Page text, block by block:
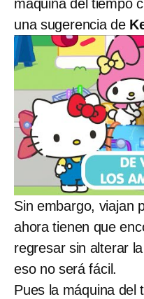
máquina del tiempo
una sugerencia de
Sin embargo, viajan
ahora tienen que
regresar sin alterar
eso no será fácil.
Pues la máquina del